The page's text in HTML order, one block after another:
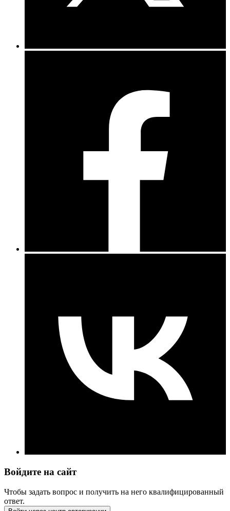
Войдите на сайт
Чтобы задать вопрос и получить на него квалифицированный
ответ.